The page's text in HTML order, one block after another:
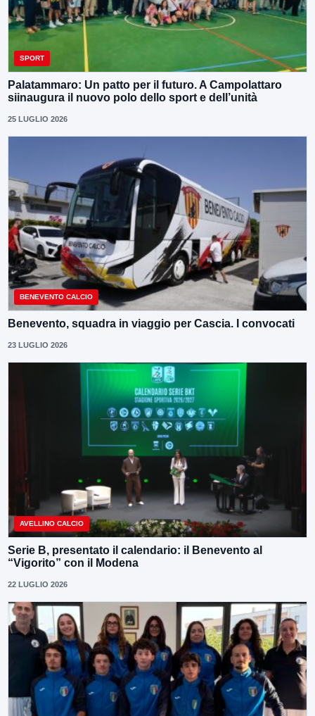
SPORT
Palatammaro: Un patto per il futuro. A Campolattaro
siinaugura il nuovo polo dello sport e dell’unità
25 LUGLIO 2026
BENEVENTO CALCIO
Benevento, squadra in viaggio per Cascia. I convocati
23 LUGLIO 2026
AVELLINO CALCIO
Serie B, presentato il calendario: il Benevento al
“Vigorito” con il Modena
22 LUGLIO 2026